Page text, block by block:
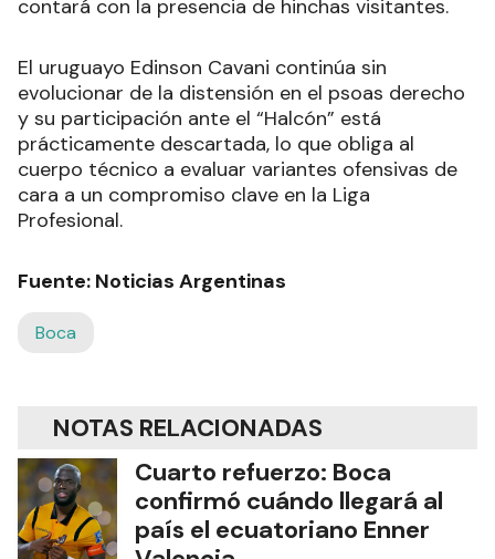
contará con la presencia de hinchas visitantes.
El uruguayo Edinson Cavani continúa sin
evolucionar de la distensión en el psoas derecho
y su participación ante el “Halcón” está
prácticamente descartada, lo que obliga al
cuerpo técnico a evaluar variantes ofensivas de
cara a un compromiso clave en la Liga
Profesional.
Fuente: Noticias Argentinas
Boca
NOTAS RELACIONADAS
Cuarto refuerzo: Boca
confirmó cuándo llegará al
país el ecuatoriano Enner